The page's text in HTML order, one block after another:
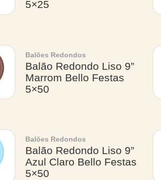
5×25
Balões Redondos
Balão Redondo Liso 9”
Marrom Bello Festas
5×50
Balões Redondos
Balão Redondo Liso 9”
Azul Claro Bello Festas
5×50